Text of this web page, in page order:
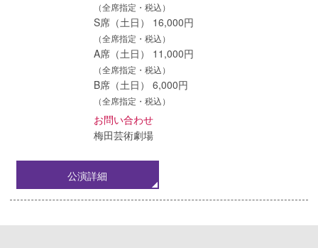
（全席指定・税込）
S席（土日） 16,000円
（全席指定・税込）
A席（土日） 11,000円
（全席指定・税込）
B席（土日） 6,000円
（全席指定・税込）
お問い合わせ
梅田芸術劇場
公演詳細